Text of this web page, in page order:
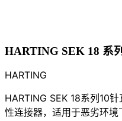
HARTING SEK 18 系
HARTING
HARTING SEK 18系列10
性连接器，适用于恶劣环境